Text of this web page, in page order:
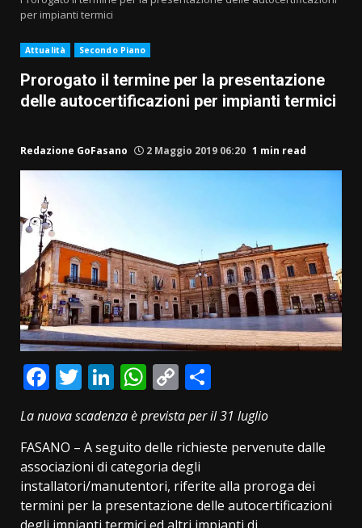
per impianti termici
Attualità Secondo Piano
Prorogato il termine per la presentazione
delle autocertificazioni per impianti termici
Redazione GoFasano 2 Maggio 2019 06:20 1 min read
Facebook
Twitter
LinkedIn
WhatsApp
Copy
Link
La nuova scadenza è prevista per il 31 luglio
FASANO – A seguito delle richieste pervenute dalle
associazioni di categoria degli
installatori/manutentori, riferite alla proroga dei
termini per la presentazione delle autocertificazioni